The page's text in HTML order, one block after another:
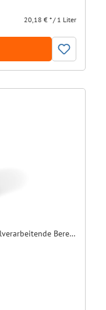
20,18 € * / 1 Liter
Händedesinfektion für Lebensmittelverarbeitende Bereiche